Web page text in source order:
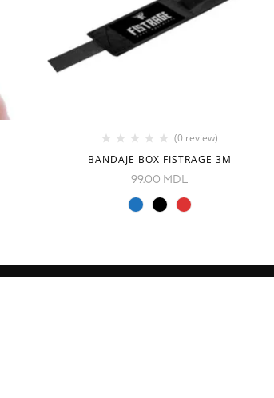
(0 review)
BANDAJE BOX FISTRAGE 3M
99.00 MDL